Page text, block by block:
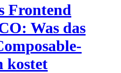
Frontend
Was das
kostet